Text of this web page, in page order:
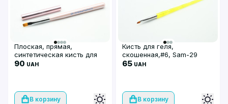
Плоская, прямая,
синтетическая кисть для
геля № 6, Global Fashion,
90 UAH
В корзину
Кисть для геля,
скошенная,#6, Sam-29
65 UAH
В корзину